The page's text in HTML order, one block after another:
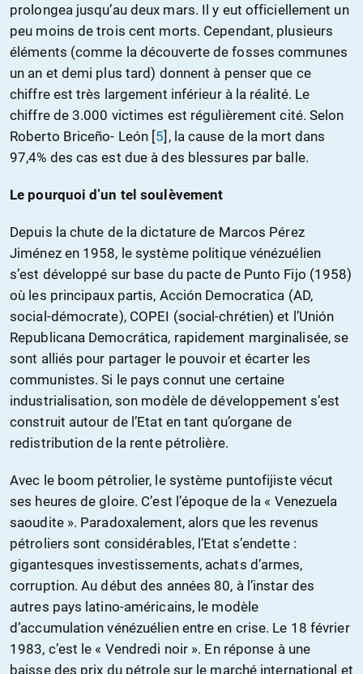
prolongea jusqu’au deux mars. Il y eut officiellement un
peu moins de trois cent morts. Cependant, plusieurs
éléments (comme la découverte de fosses communes
un an et demi plus tard) donnent à penser que ce
chiffre est très largement inférieur à la réalité. Le
chiffre de 3.000 victimes est régulièrement cité. Selon
Roberto Briceño- León [5] , la cause de la mort dans
97,4% des cas est due à des blessures par balle.
Le pourquoi d’un tel soulèvement
Depuis la chute de la dictature de Marcos Pérez
Jiménez en 1958, le système politique vénézuélien
s’est développé sur base du pacte de Punto Fijo (1958)
où les principaux partis, Acción Democratica (AD,
social-démocrate), COPEI (social-chrétien) et l’Unión
Republicana Democrática, rapidement marginalisée, se
sont alliés pour partager le pouvoir et écarter les
communistes. Si le pays connut une certaine
industrialisation, son modèle de développement s’est
construit autour de l’Etat en tant qu’organe de
redistribution de la rente pétrolière.
Avec le boom pétrolier, le système puntofijiste vécut
ses heures de gloire. C’est l’époque de la « Venezuela
saoudite ». Paradoxalement, alors que les revenus
pétroliers sont considérables, l’Etat s’endette :
gigantesques investissements, achats d’armes,
corruption. Au début des années 80, à l’instar des
autres pays latino-américains, le modèle
d’accumulation vénézuélien entre en crise. Le 18 février
1983, c’est le « Vendredi noir ». En réponse à une
baisse des prix du pétrole sur le marché international et